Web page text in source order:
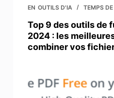
EN OUTILS D'IA TEMPS
Top 9 des outils de
2024 : les
combiner vos